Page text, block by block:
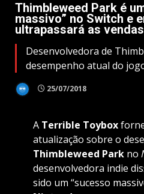
Thimbleweed Park é
massivo” no Switch e
ultrapassará as
Desenvolvedora de
desempenho atual do
25/07/2018
A Terrible Toybox
atualização sobre o
Thimbleweed Parkno
desenvolvedora indie
sido um “sucesso